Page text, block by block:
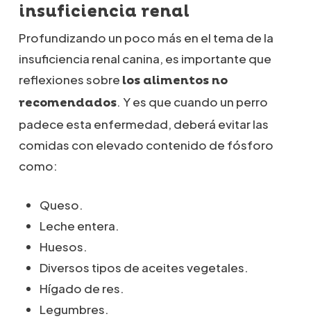
insuficiencia renal
Profundizando un poco más en el tema de la
insuficiencia renal canina, es importante que
reflexiones sobre los alimentos no
recomendados. Y es que cuando un perro
padece esta enfermedad, deberá evitar las
comidas con elevado contenido de fósforo
como:
Queso.
Leche entera.
Huesos.
Diversos tipos de aceites vegetales.
Hígado de res.
Legumbres.